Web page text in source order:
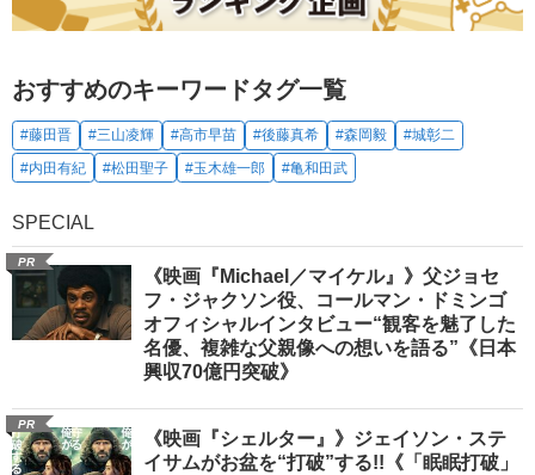
おすすめのキーワードタグ一覧
#藤田晋 #三山凌輝 #高市早苗 #後藤真希 #森岡毅
#城彰二
#内田有紀
#松田聖子 #玉木雄一郎 #亀和田武
SPECIAL
PR
《映画『Michael／マイケル』》父ジョセ
フ・ジャクソン役、コールマン・ドミンゴ
オフィシャルインタビュー“観客を魅了した
名優、複雑な父親像への想いを語る”《日本
興収70億円突破》
PR
《映画『シェルター』》ジェイソン・ステ
イサムがお盆を“打破”する!!《「眠眠打破」